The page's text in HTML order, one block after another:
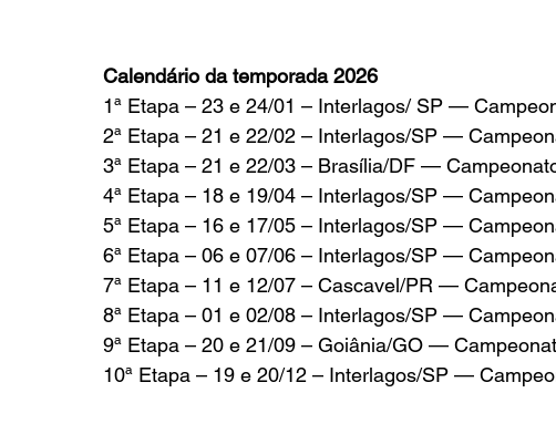
Calendário da temporada 2026
1ª Etapa – 23 e 24/01 – Interlagos/ SP —
2ª Etapa – 21 e 22/02 – Interlagos/SP —
3ª Etapa – 21 e 22/03 – Brasília/DF —
4ª Etapa – 18 e 19/04 – Interlagos/SP —
5ª Etapa – 16 e 17/05 – Interlagos/SP —
6ª Etapa – 06 e 07/06 – Interlagos/SP —
7ª Etapa – 11 e 12/07 – Cascavel/PR —
8ª Etapa – 01 e 02/08 – Interlagos/SP —
9ª Etapa – 20 e 21/09 – Goiânia/GO —
10ª Etapa – 19 e 20/12 – Interlagos/SP —